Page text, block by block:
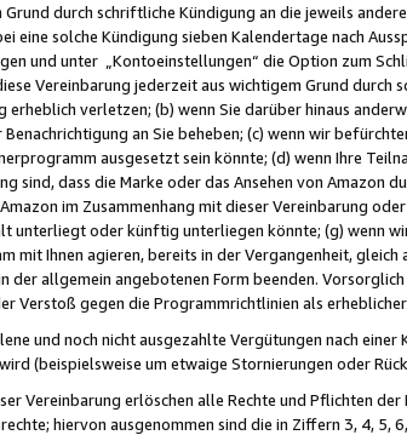
durch schriftliche Kündigung an die jeweils
eine solche Kündigung sieben Kalendertage nach
und unter „Kontoeinstellungen“ die Option zum
Vereinbarung jederzeit aus wichtigem Grund
erheblich verletzen; (b) wenn Sie darüber hinaus
Benachrichtigung an Sie beheben; (c) wenn wir
ausgesetzt sein könnte; (d) wenn Ihre
sind, dass die Marke oder das Ansehen von
im Zusammenhang mit dieser Vereinbarung
unterliegt oder künftig unterliegen könnte; (g) wenn
mit Ihnen agieren, bereits in der Vergangenheit,
der allgemein angebotenen Form beenden.
Verstoß gegen die Programmrichtlinien als
und noch nicht ausgezahlte Vergütungen nach
(beispielsweise um etwaige Stornierungen oder
Vereinbarung erlöschen alle Rechte und Pflichten
hiervon ausgenommen sind die in Ziffern 3, 4,